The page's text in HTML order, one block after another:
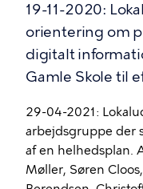
19-11-2020:
orientering om
digitalt
Gamle Skole til
29-04-2021:
arbejdsgruppe der
af en helhedsplan.
Møller, Søren